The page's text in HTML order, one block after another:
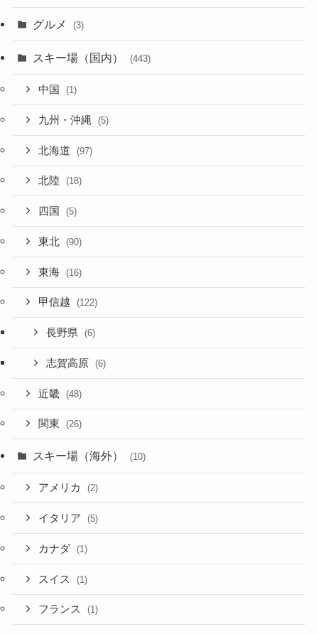
グルメ (3)
スキー場（国内） (443)
中国 (1)
九州・沖縄 (5)
北海道 (97)
北陸 (18)
四国 (5)
東北 (90)
東海 (16)
甲信越 (122)
長野県 (6)
志賀高原 (6)
近畿 (48)
関東 (26)
スキー場（海外） (10)
アメリカ (2)
イタリア (5)
カナダ (1)
スイス (1)
フランス (1)